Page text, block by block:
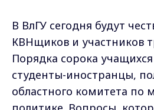
В ВлГУ сегодня будут
КВНщиков и участников
Порядка сорока
студенты-иностранцы,
областного комитета по